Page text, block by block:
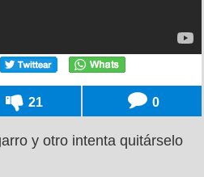
21 0
y otro intenta quitárselo